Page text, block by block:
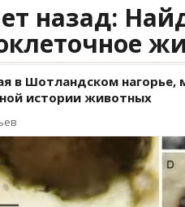
назад:
в Шотландском
истории животных